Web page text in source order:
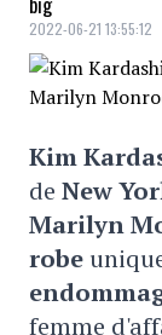
2022-06-21 13:55:12
Kim
de New
Marilyn
robe
femme